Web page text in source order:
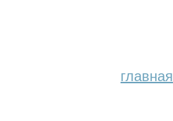
главная